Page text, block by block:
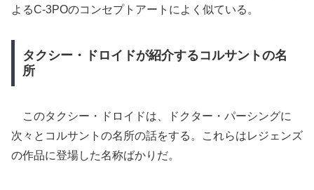
よるC-3POのコンセプトアートによく似ている。
タクシー・ドロイドが紹介するコルサントの名
所
このタクシー・ドロイドは、ドクター・パーシングに
次々とコルサントの名所の話をする。これらはレジェンズ
の作品に登場した名称ばかりだ。